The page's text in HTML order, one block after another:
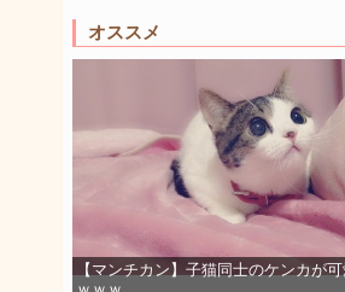
オススメ
【マンチカン】子猫同士のケンカが